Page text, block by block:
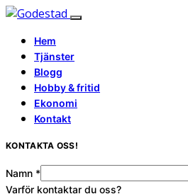
Hem
Tjänster
Blogg
Hobby & fritid
Ekonomi
Kontakt
KONTAKTA OSS!
Namn *
Varför kontaktar du oss?